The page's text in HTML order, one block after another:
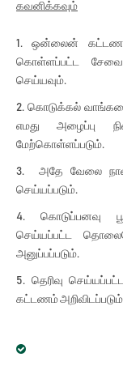
கவனிக்கவும்
ஒன்லைன் கட்டணப்
கொள்ளப்பட்ட சேவை
செய்யவும்.
கொடுக்கல் வாங்கலை
எமது அழைப்பு
மேற்கொள்ளப்படும்.
அதே வேலை
செய்யப்படும்.
கொடுப்பனவு
செய்யப்பட்ட
அனுப்பப்படும்.
தெரிவு
கட்டணம்